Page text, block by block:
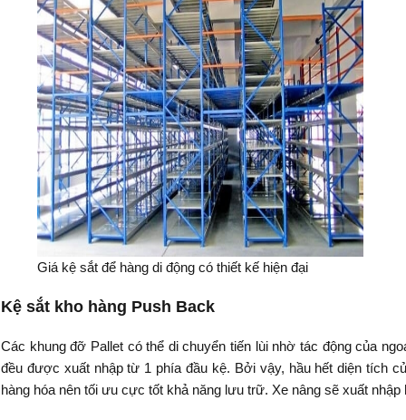
Giá kệ sắt để hàng di động có thiết kế hiện đại
Kệ sắt kho hàng Push Back
Các khung đỡ Pallet có thể di chuyển tiến lùi nhờ tác động của
đều được xuất nhập từ 1 phía đầu kệ. Bởi vậy, hầu hết diện tích
hàng hóa nên tối ưu cực tốt khả năng lưu trữ. Xe nâng sẽ xuất